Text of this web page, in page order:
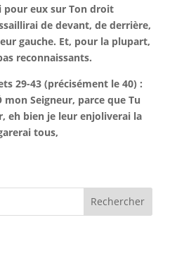
pour eux sur Ton droit
de devant, de derrière,
gauche. Et, pour la plupart,
reconnaissants.
29-43 (précisément le 40) :
mon Seigneur, parce que Tu
eh bien je leur enjoliverai la
tous,